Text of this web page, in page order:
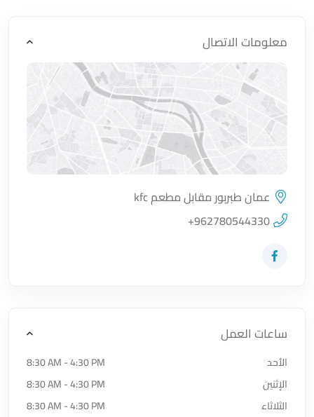
معلومات الاتصال
اضغط لتحميل الموقع
عمان طبربور مقابل مطعم kfc
+962780544330
زيارة حساب المتجر على Facebook-f
ساعات العمل
الأحد
8:30 AM - 4:30 PM
الإثنين
8:30 AM - 4:30 PM
الثلاثاء
8:30 AM - 4:30 PM